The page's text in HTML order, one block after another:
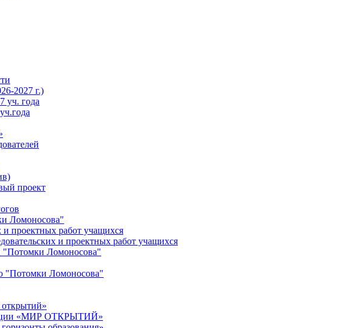
2027 г.)
уч. года
проект
Ломоносова"
и проектных работ учащихся
и проектных работ учащихся
"Потомки Ломоносова"
"Потомки Ломоносова"
«МИР ОТКРЫТИЙ»